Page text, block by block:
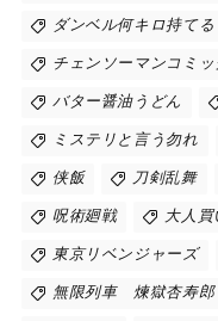
ダンベル何キロ持てる
チェンソーマンコミッ
バター醤油うどん
ミステリと言う勿れ
侠飯 刀剣乱舞
呪術廻戦 大人買
東京リベンジャーズ
無限列車 煉獄杏寿